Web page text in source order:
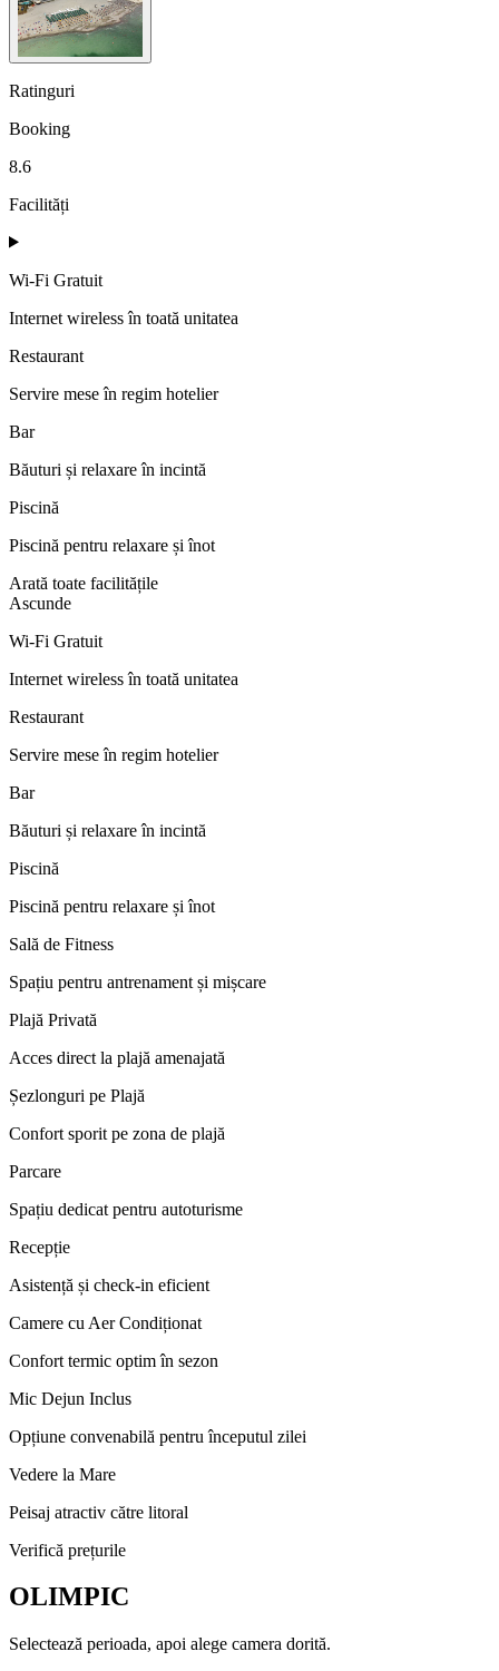
Ratinguri
Booking
8.6
Facilități
Wi-Fi Gratuit
Internet wireless în toată unitatea
Restaurant
Servire mese în regim hotelier
Bar
Băuturi și relaxare în incintă
Piscină
Piscină pentru relaxare și înot
Arată toate facilitățile
Ascunde
Wi-Fi Gratuit
Internet wireless în toată unitatea
Restaurant
Servire mese în regim hotelier
Bar
Băuturi și relaxare în incintă
Piscină
Piscină pentru relaxare și înot
Sală de Fitness
Spațiu pentru antrenament și mișcare
Plajă Privată
Acces direct la plajă amenajată
Șezlonguri pe Plajă
Confort sporit pe zona de plajă
Parcare
Spațiu dedicat pentru autoturisme
Recepție
Asistență și check-in eficient
Camere cu Aer Condiționat
Confort termic optim în sezon
Mic Dejun Inclus
Opțiune convenabilă pentru începutul zilei
Vedere la Mare
Peisaj atractiv către litoral
Verifică prețurile
OLIMPIC
Selectează perioada, apoi alege camera dorită.